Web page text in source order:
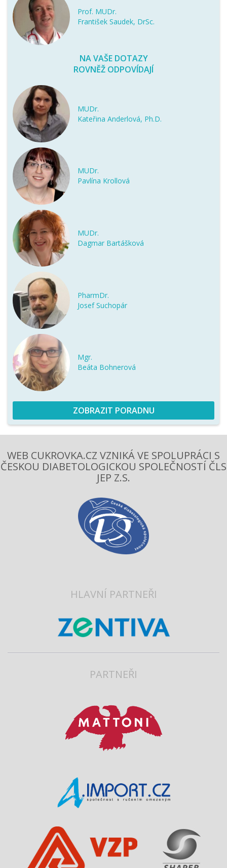
Prof. MUDr.
František Saudek, DrSc.
NA VAŠE DOTAZY
ROVNĚŽ ODPOVÍDAJÍ
MUDr.
Kateřina Anderlová, Ph.D.
MUDr.
Pavlína Krollová
MUDr.
Dagmar Bartášková
PharmDr.
Josef Suchopár
Mgr.
Beáta Bohnerová
ZOBRAZIT PORADNU
WEB CUKROVKA.CZ VZNIKÁ VE SPOLUPRÁCI S
ČESKOU DIABETOLOGICKOU SPOLEČNOSTÍ ČLS
JEP Z.S.
HLAVNÍ PARTNEŘI
PARTNEŘI